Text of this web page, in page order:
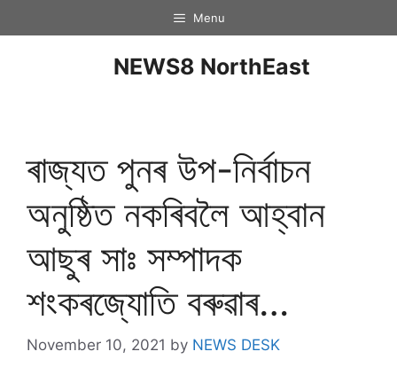
Menu
NEWS8 NorthEast
ৰাজ্যত পুনৰ উপ-নিৰ্বাচন
অনুষ্ঠিত নকৰিবলৈ আহ্বান
আছুৰ সাঃ সম্পাদক
শংকৰজ্যোতি বৰুৱাৰ…
November 10, 2021 by NEWS DESK